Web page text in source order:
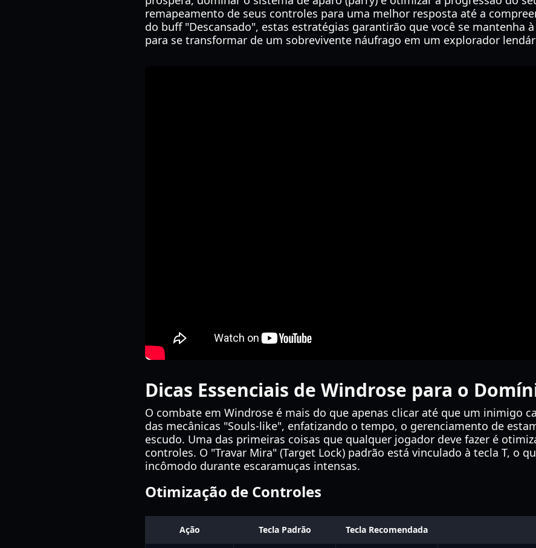
remapeamento de seus controles para uma melhor resposta até a
do buff "Descansado", estas estratégias garantirão que você se mantenha
para se transformar de um sobrevivente náufrago em um explorador
Dicas Essenciais de Windrose para o
O combate em Windrose é mais do que apenas clicar até que um inimigo
das mecânicas "Souls-like", enfatizando o tempo, o gerenciamento de
escudo. Uma das primeiras coisas que qualquer jogador deve fazer é
controles. O "Travar Mira" (Target Lock) padrão está vinculado à tecla T, o
incômodo durante escaramuças intensas.
Otimização de Controles
Ação Tecla Padrão Tecla Recomendada